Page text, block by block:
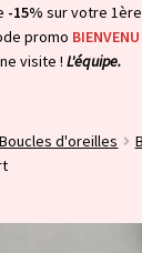
-15% sur votre
promo BIENVENU
visite ! L'équipe.
Boucles d'oreilles